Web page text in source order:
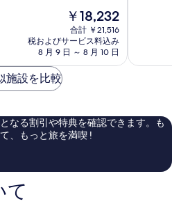
現
在
の
料
金
￥18,232
合計 ￥21,516
税およびサービス料込み
8 月 9 日 ～ 8 月 10 日
も
コ
ミ
施設を比較
なる割引や特典を確認できます。も
、もっと旅を満喫 !
て